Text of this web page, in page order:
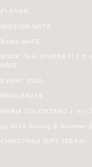
PLANAR
MISSION NOTE
Bodhi MATE
BOOK IS A JOURNEY! / ラ
NOIE
EVENT 2020
WHOLESALE
MARIA SOLORZANO / マリ
jiji 2021 Spring & Summer
CHRISTMAS GIFT IDEAS!